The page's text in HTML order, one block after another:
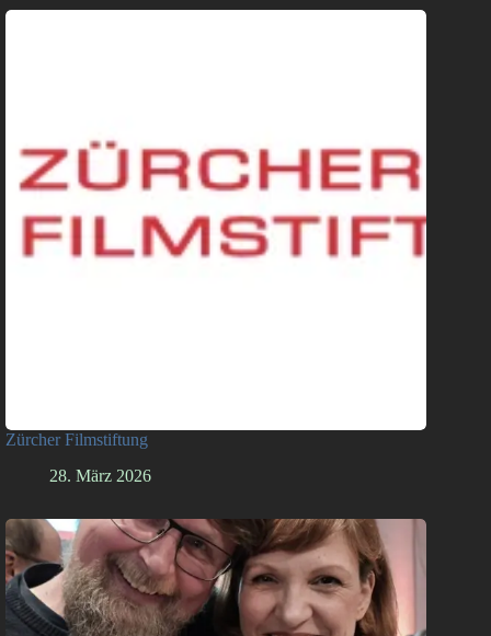
Zürcher Filmstiftung
28. März 2026